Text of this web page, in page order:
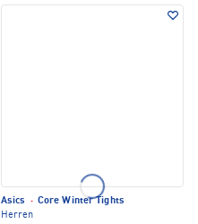
Asics · Core Winter Tights
Herren